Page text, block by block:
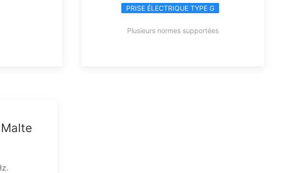
PRISE ÉLECTRIQUE TYPE G
Plusieurs normes supportées